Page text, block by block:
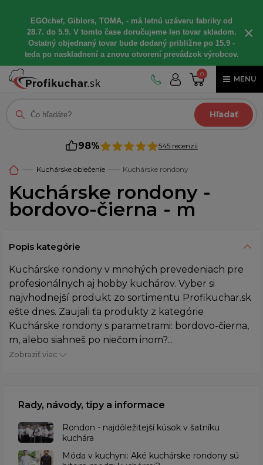
EGOchef, Giblors, TOMA, - má letnú uzáveru fabriky od
28.7. do 5.9. V tomto čase doručujeme len tovar skladom.
Ostatný objednaný tovar bude dodaný približne po 15.9 -
teda po naskladnení a znovu otvorení prevádzok výrobcov.
×
0
MENU
Hľadať
98% 545 recenzií
Kuchárske oblečenie Kuchárske rondony
Kuchárske rondony -
bordovo-čierna - m
Popis kategórie
Kuchárske rondony v mnohých prevedeniach pre
profesionálnych aj hobby kuchárov. Vyber si
najvhodnejší produkt zo sortimentu Profikuchar.sk
ešte dnes. Zaujali ťa produkty z kategórie
Kuchárske rondony s parametrami: bordovo-čierna,
m, alebo siahneš po niečom inom?...
Zobraziť viac
Rady, návody, tipy a informace
Rondon - najdôležitejší kúsok v šatníku
kuchára
​Móda v kuchyni: Aké kuchárske rondony sú